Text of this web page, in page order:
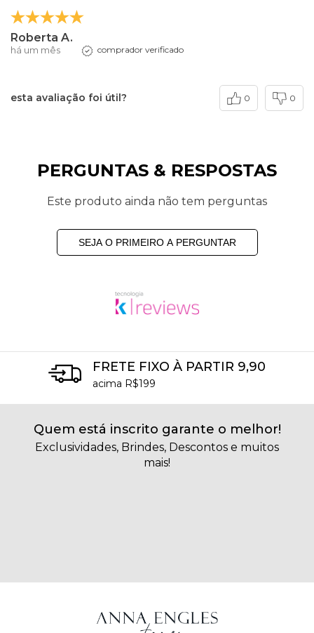
Roberta A.
há um mês comprador verificado
esta avaliação foi útil? 0 0
PERGUNTAS & RESPOSTAS
Este produto ainda não tem perguntas
SEJA O PRIMEIRO A PERGUNTAR
FRETE FIXO À PARTIR 9,90
acima R$199
Quem está inscrito garante o melhor!
Exclusividades, Brindes, Descontos e muitos
mais!